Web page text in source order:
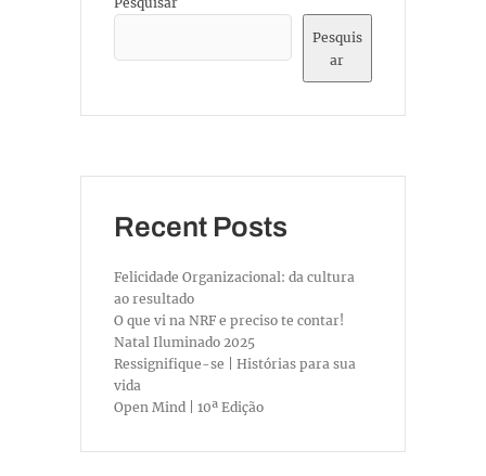
Pesquis
ar
Recent Posts
Felicidade Organizacional: da cultura
ao resultado
O que vi na NRF e preciso te contar!
Natal Iluminado 2025
Ressignifique-se | Histórias para sua
vida
Open Mind | 10ª Edição